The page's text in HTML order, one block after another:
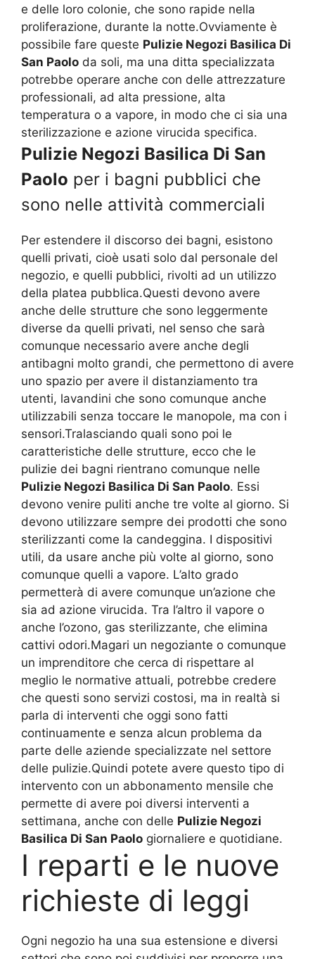
e delle loro colonie, che sono rapide nella
proliferazione, durante la notte.Ovviamente è
possibile fare queste Pulizie Negozi Basilica Di
San Paolo da soli, ma una ditta specializzata
potrebbe operare anche con delle attrezzature
professionali, ad alta pressione, alta
temperatura o a vapore, in modo che ci sia una
sterilizzazione e azione virucida specifica.
Pulizie Negozi Basilica Di San
Paolo per i bagni pubblici che
sono nelle attività commerciali
Per estendere il discorso dei bagni, esistono
quelli privati, cioè usati solo dal personale del
negozio, e quelli pubblici, rivolti ad un utilizzo
della platea pubblica.Questi devono avere
anche delle strutture che sono leggermente
diverse da quelli privati, nel senso che sarà
comunque necessario avere anche degli
antibagni molto grandi, che permettono di avere
uno spazio per avere il distanziamento tra
utenti, lavandini che sono comunque anche
utilizzabili senza toccare le manopole, ma con i
sensori.Tralasciando quali sono poi le
caratteristiche delle strutture, ecco che le
pulizie dei bagni rientrano comunque nelle
Pulizie Negozi Basilica Di San Paolo. Essi
devono venire puliti anche tre volte al giorno. Si
devono utilizzare sempre dei prodotti che sono
sterilizzanti come la candeggina. I dispositivi
utili, da usare anche più volte al giorno, sono
comunque quelli a vapore. L’alto grado
permetterà di avere comunque un’azione che
sia ad azione virucida. Tra l’altro il vapore o
anche l’ozono, gas sterilizzante, che elimina
cattivi odori.Magari un negoziante o comunque
un imprenditore che cerca di rispettare al
meglio le normative attuali, potrebbe credere
che questi sono servizi costosi, ma in realtà si
parla di interventi che oggi sono fatti
continuamente e senza alcun problema da
parte delle aziende specializzate nel settore
delle pulizie.Quindi potete avere questo tipo di
intervento con un abbonamento mensile che
permette di avere poi diversi interventi a
settimana, anche con delle Pulizie Negozi
Basilica Di San Paolo giornaliere e quotidiane.
I reparti e le nuove
richieste di leggi
Ogni negozio ha una sua estensione e diversi